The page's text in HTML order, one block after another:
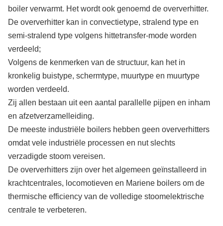
boiler verwarmt. Het wordt ook genoemd de oververhitter.
De oververhitter kan in convectietype, stralend type en
semi-stralend type volgens hittetransfer-mode worden
verdeeld;
Volgens de kenmerken van de structuur, kan het in
kronkelig buistype, schermtype, muurtype en muurtype
worden verdeeld.
Zij allen bestaan uit een aantal parallelle pijpen en inham
en afzetverzamelleiding.
De meeste industriële boilers hebben geen oververhitters
omdat vele industriële processen en nut slechts
verzadigde stoom vereisen.
De oververhitters zijn over het algemeen geïnstalleerd in
krachtcentrales, locomotieven en Mariene boilers om de
thermische efficiency van de volledige stoomelektrische
centrale te verbeteren.